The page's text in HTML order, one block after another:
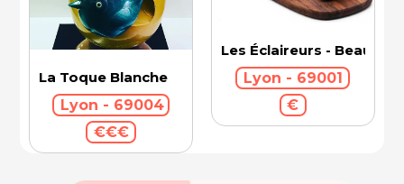
La Toque Blanche
Lyon - 69004
€€€
Les Éclaireurs - Beaux-
Lyon - 69001
€